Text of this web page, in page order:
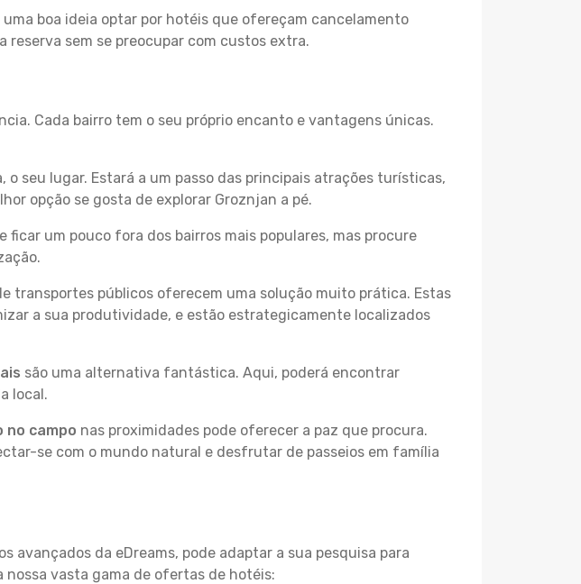
uma boa ideia optar por hotéis que ofereçam cancelamento
sem se preocupar com custos extra.
Cada bairro tem o seu próprio encanto e vantagens únicas.
o seu lugar. Estará a um passo das principais atrações turísticas,
opção se gosta de explorar Groznjan a pé.
um pouco fora dos bairros mais populares, mas procure
transportes públicos oferecem uma solução muito prática. Estas
a sua produtividade, e estão estrategicamente localizados
são uma alternativa fantástica. Aqui, poderá encontrar
local.
no campo nas proximidades pode oferecer a paz que procura.
se com o mundo natural e desfrutar de passeios em família
avançados da eDreams, pode adaptar a sua pesquisa para
nossa vasta gama de ofertas de hotéis: